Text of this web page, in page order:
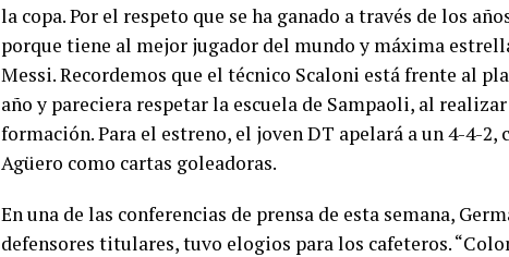
la copa. Por el respeto que se ha ganado a través de los
porque tiene al mejor jugador del mundo y máxima
Messi. Recordemos que el técnico Scaloni está frente al
año y pareciera respetar la escuela de Sampaoli, al
formación. Para el estreno, el joven DT apelará a un 4-4-2,
Agüero como cartas goleadoras.
En una de las conferencias de prensa de esta semana,
defensores titulares, tuvo elogios para los cafeteros.